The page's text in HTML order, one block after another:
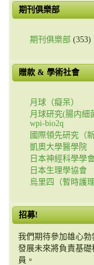
的
新
期刊俱樂部
期刊俱樂部 (353)
贈款 & 學術社會
月球（癡呆）
月球研究(腸内細
wpi-bio2q
國際領先研究（
凱奧大學醫學院
日本神經科學學
日本生理學協會
烏里四（暫時護理
招募!
我們期待參加雄心
發展未來將負責基
員。